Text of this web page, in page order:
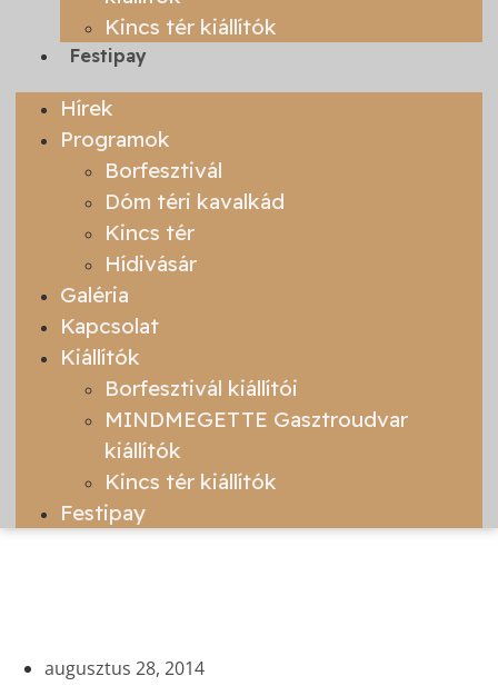
Kincs tér kiállítók
Festipay
Hírek
Programok
Borfesztivál
Dóm téri kavalkád
Kincs tér
Hídivásár
Galéria
Kapcsolat
Kiállítók
Borfesztivál kiállítói
MINDMEGETTE Gasztroudvar
kiállítók
Kincs tér kiállítók
Festipay
augusztus 28, 2014